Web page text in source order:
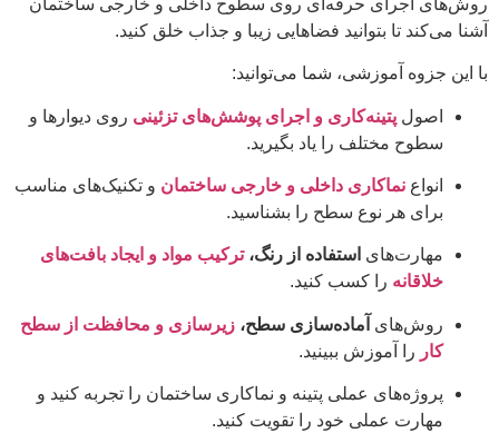
آشنا می‌کند تا بتوانید فضاهایی زیبا و جذاب خلق کنید.
با این جزوه آموزشی، شما می‌توانید:
اصول پتینه‌کاری و اجرای پوشش‌های تزئینی روی دیوارها و
سطوح مختلف را یاد بگیرید.
انواع نماکاری داخلی و خارجی ساختمان و تکنیک‌های مناسب
برای هر نوع سطح را بشناسید.
مهارت‌های استفاده از رنگ،ترکیب مواد و ایجاد بافت‌های
خلاقانه را کسب کنید.
روش‌های آماده‌سازی سطح، زیرسازی و محافظت از سطح
کار را آموزش ببینید.
پروژه‌های عملی پتینه و نماکاری ساختمان را تجربه کنید و
مهارت عملی خود را تقویت کنید.